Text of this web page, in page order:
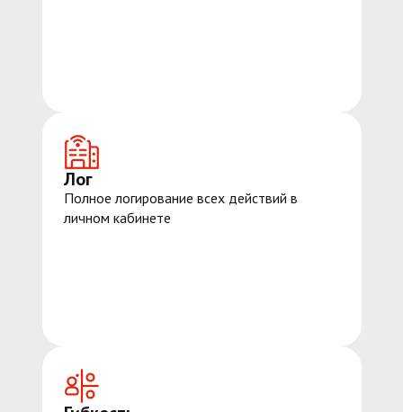
Лог
Полное логирование всех действий в
личном кабинете